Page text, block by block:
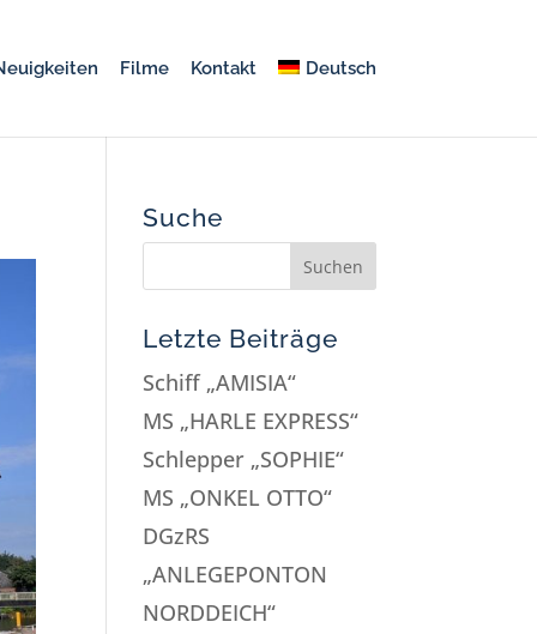
Filme Kontakt Deutsch
Suche
Letzte Beiträge
Schiff „AMISIA“
MS „HARLE EXPRESS“
Schlepper „SOPHIE“
MS „ONKEL OTTO“
DGzRS
„ANLEGEPONTON
NORDDEICH“